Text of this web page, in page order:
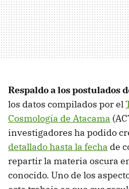
Respaldo a los postulados
los datos compilados por el
Cosmología de Atacama
investigadores ha podido
detallado hasta la fecha de
repartir la materia oscura
conocido. Uno de los